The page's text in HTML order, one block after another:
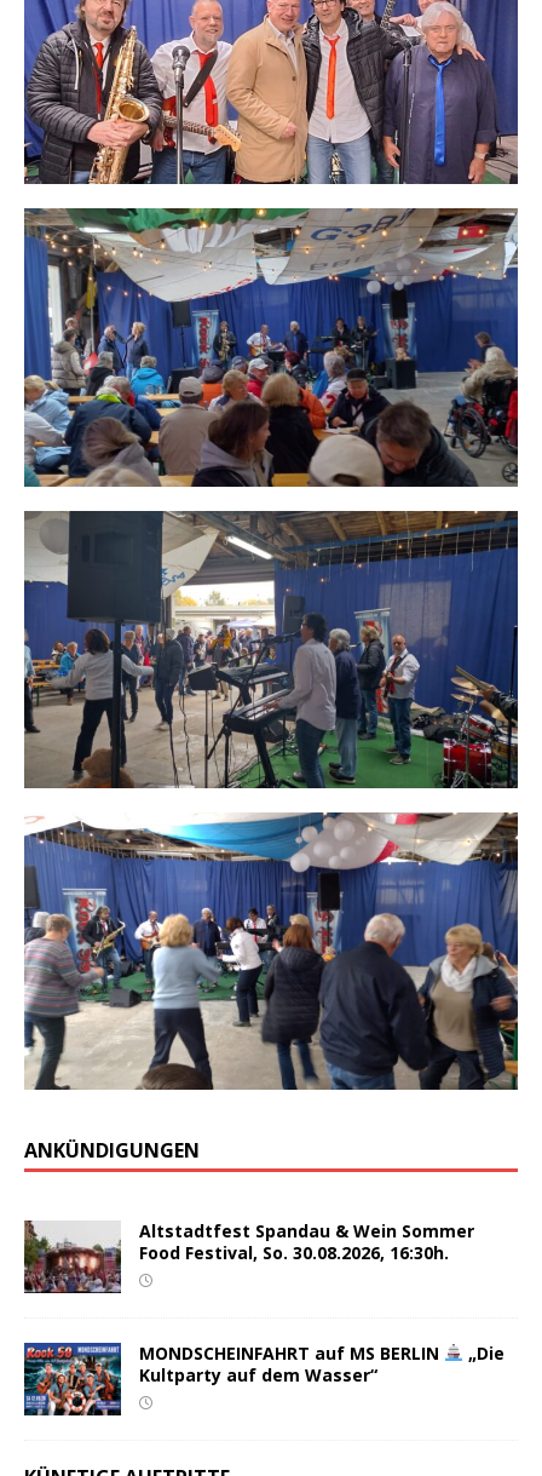
ANKÜNDIGUNGEN
Altstadtfest Spandau & Wein Sommer
Food Festival, So. 30.08.2026, 16:30h.
MONDSCHEINFAHRT auf MS BERLIN
„Die
Kultparty auf dem Wasser“